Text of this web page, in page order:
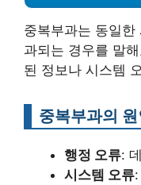
중복부과는 동일
과되는 경우를 말
된 정보나 시스템
중복부과의 원
행정 오류:
시스템 오류